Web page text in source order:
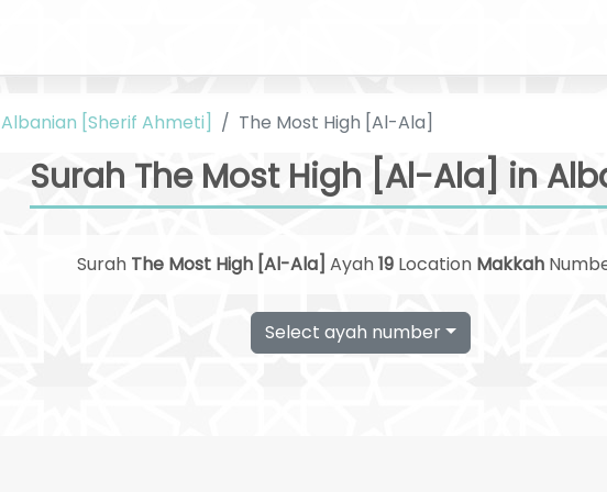
Albanian [Sherif Ahmeti] The Most High [Al-Ala]
Surah The Most High [Al-Ala] in
Surah The Most High [Al-Ala] Ayah19Location Makkah
Select ayah number